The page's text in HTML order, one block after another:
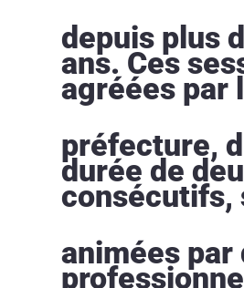
depuis plus
ans. Ces
agréées par
préfecture,
durée de
consécutifs,
animées par